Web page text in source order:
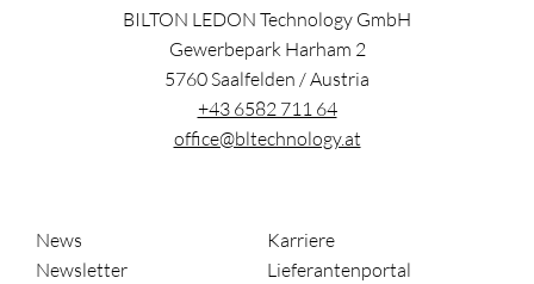
BILTON LEDON Technology GmbH
Gewerbepark Harham 2
5760Saalfelden /Austria
+43 6582 711 64
office@bltechnology.at
News
Karriere
Newsletter
Lieferantenportal